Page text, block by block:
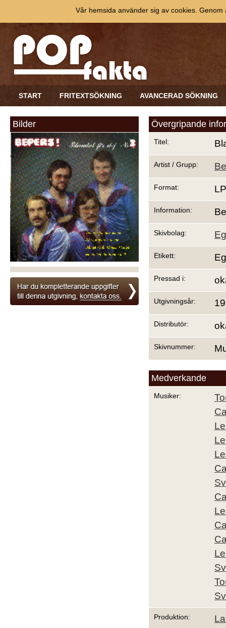
START FRITEXTSÖKNING AVANCERAD SÖKNING
Bilder Övergripande
Titel:
Artist / Grupp:
Format: LP
Information:
Skivbolag:
Etikett:
Pressad i:
Utgivningsår:
Distributör:
Skivnummer:
Medverkande
Musiker:
Produktion:
Vår hemsida använder sig av cookies.